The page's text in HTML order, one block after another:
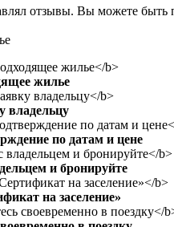
отзывы. Вы можете быть
жилье
владельцу
по датам и цене
и бронируйте
на заселение»